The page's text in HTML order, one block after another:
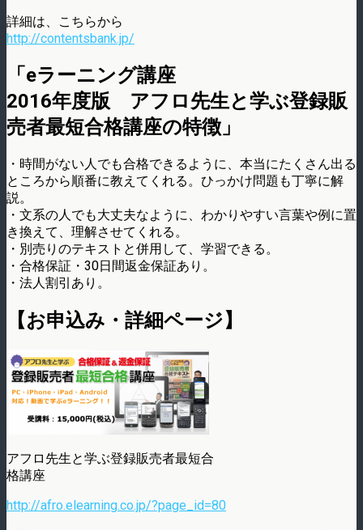
詳細は、こちらから
http://contentsbank.jp/
「eラーニング講座
2016年度版 アフロ先生と学ぶ登録販
売者最短合格講座の特徴」
・時間がない人でも合格できるように、本当にたくさん出る
ところから順番に教えてくれる。ひっかけ問題も丁寧に解
説。
・文系の人でも大丈夫なように、わかりやすい言葉や例に置
き換えて、理解させてくれる。
・別売りのテキストと併用して、学習できる。
・合格保証・30日間返金保証あり。
・法人割引あり。
【お申込み・詳細ページ】
アフロ先生と学ぶ登録販売者最短合
格講座
http://afro.elearning.co.jp/?page_id=80